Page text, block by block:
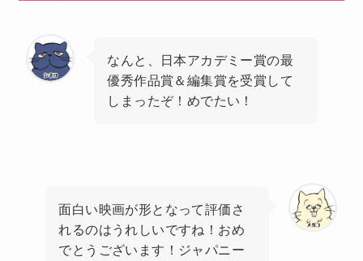
なんと、日本アカデミー賞の最
優秀作品賞＆編集賞を受賞して
しまったぞ！めでたい！
面白い映画が形となって評価さ
れるのはうれしいですね！おめ
でとうございます！ジャパニー